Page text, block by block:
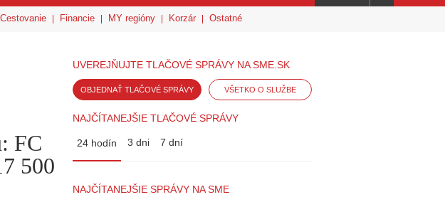
Hľadaj
Cestovanie Financie MY regióny Korzár Ostatné
FC
500
UVEREJŇUJTE TLAČOVÉ SPRÁVY NA SME.SK
OBJEDNAŤ TLAČOVÉ SPRÁVY VŠETKO O SLUŽBE
NAJČÍTANEJŠIE TLAČOVÉ SPRÁVY
24 hodín 3 dni 7 dní
NAJČÍTANEJŠIE SPRÁVY NA SME